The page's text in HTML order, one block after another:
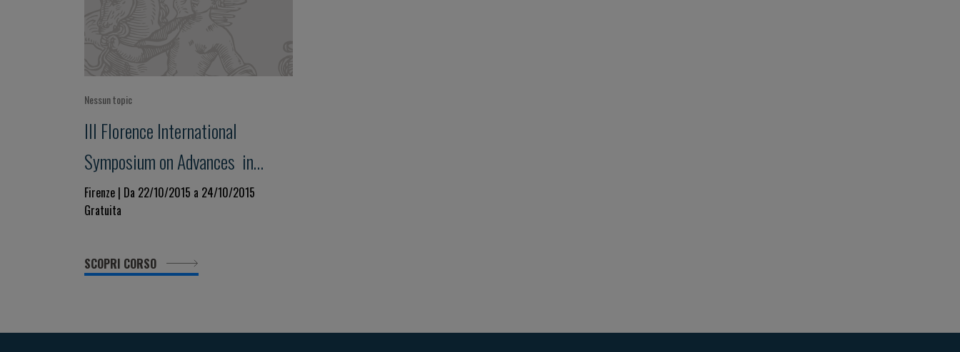
Nessun topic
III Florence International
Symposium on Advances in
Cardiomyopathies
Firenze | Da 22/10/2015 a 24/10/2015
Gratuita
SCOPRI CORSO